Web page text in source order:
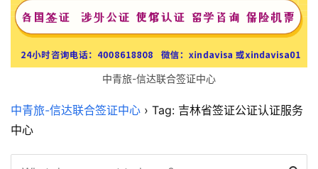
中青旅-信达联合签证中心
中青旅-信达联合签证中心 › Tag: 吉林省签证公证认证服务
中心